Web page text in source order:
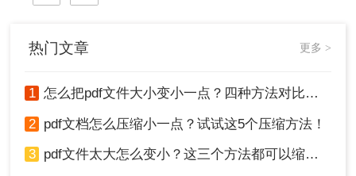
热门文章 更多 >
1 怎么把pdf文件大小变小一点？四种方法对比，一看就懂！
2 pdf文档怎么压缩小一点？试试这5个压缩方法！
3 pdf文件太大怎么变小？这三个方法都可以缩小！